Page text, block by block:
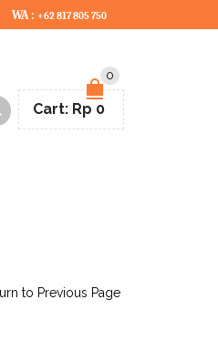
WA : +62 817 805 750
0
Cart: Rp 0
to Previous Page